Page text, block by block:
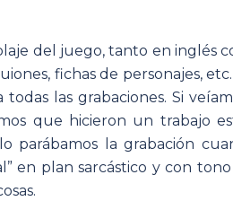
del juego, tanto en inglés
fichas de personajes,
las grabaciones. Si
que hicieron un trabajo
parábamos la grabación
en plan sarcástico y con